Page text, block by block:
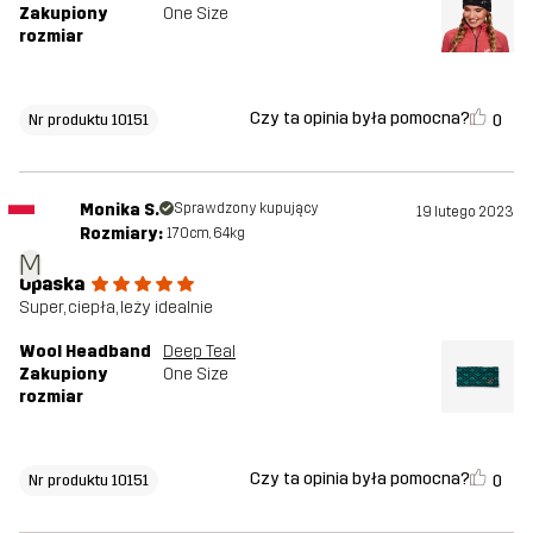
Zakupiony
rozmiar
One Size
Nr produktu 10151 Czy ta opinia była pomocna? 0
M
Monika S. Sprawdzony kupujący 19 lutego 2023
Rozmiary: 170cm, 64kg
Opaska
Super, ciepła, leży idealnie
Wool Headband
Deep Teal
Zakupiony
rozmiar
One Size
Nr produktu 10151 Czy ta opinia była pomocna? 0